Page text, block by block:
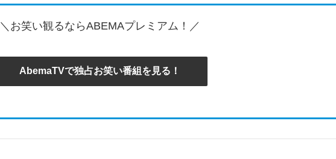
＼お笑い観るならABEMAプレミアム！／
AbemaTVで独占お笑い番組を見る！